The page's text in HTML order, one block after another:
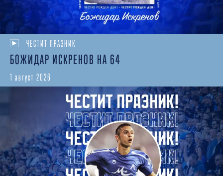
ЧЕСТИТ ПРАЗНИК
БОЖИДАР ИСКРЕНОВ НА 64
1 август 2026